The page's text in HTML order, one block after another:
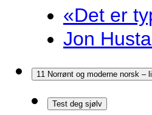
«Det er
Jon
11 Norrønt og moderne norsk –
Test deg sjølv